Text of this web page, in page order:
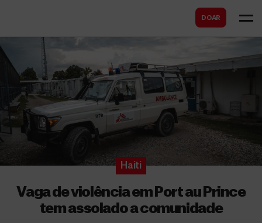
DOAR
r
Haiti
Vaga de violência em Port au Prince
tem assolado a comunidade
c
a
r